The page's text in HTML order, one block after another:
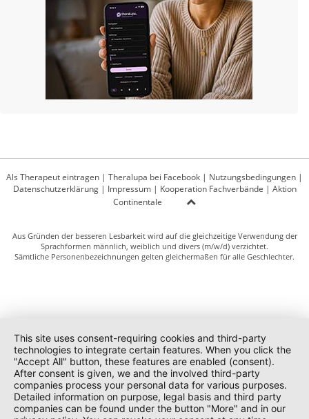
Als Therapeut eintragen | Theralupa bei Facebook | Nutzungsbedingungen |
Datenschutzerklärung| Impressum| Kooperation Fachverbände | Aktion
Continentale
Aus Gründen der besseren Lesbarkeit wird auf die gleichzeitige Verwendung der
Sprachformen männlich, weiblich und divers (m/w/d) verzichtet.
Sämtliche Personenbezeichnungen gelten gleichermaßen für alle Geschlechter.
This site uses consent-requiring cookies and third-party
technologies to integrate certain features. When you click the
"Accept All" button, these features are enabled (consent).
After consent is given, we and the involved third-party
companies process your personal data for various purposes.
Detailed information on purpose, legal basis and third party
companies can be found under the button "More" and in our